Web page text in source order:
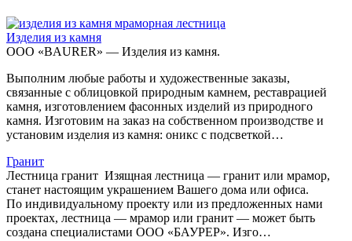
Изделия из камня
ООО «BAURER» — Изделия из камня.
Выполним любые работы и художественные заказы,
связанные с облицовкой природным камнем, реставрацией
камня, изготовлением фасонных изделий из природного
камня. Изготовим на заказ на собственном производстве и
установим изделия из камня: оникс с подсветкой…
Гранит
Лестница гранит Изящная лестница — гранит или мрамор,
станет настоящим украшением Вашего дома или офиса.
По индивидуальному проекту или из предложенных нами
проектах, лестница — мрамор или гранит — может быть
создана специалистами ООО «БАУРЕР». Изго…